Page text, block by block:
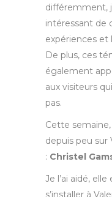
différemment,
intéressant de
expériences et
De plus, ces
également
aux visiteurs
pas.
Cette
depuis peu sur
: Christel
Je l’ai aidé,
s’installer à